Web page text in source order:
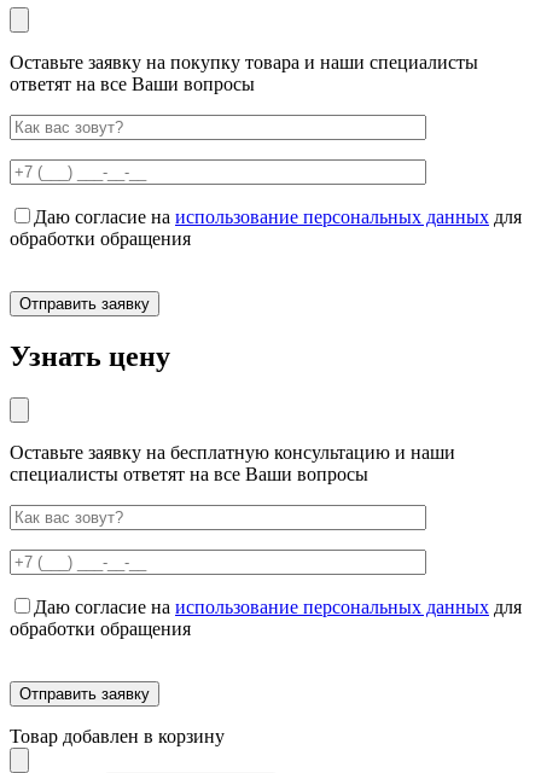
Оставьте заявку на покупку товара и наши специалисты
ответят на все Ваши вопросы
Даю согласие на использование персональных данных для
обработки обращения
Узнать цену
Оставьте заявку на бесплатную консультацию и наши
специалисты ответят на все Ваши вопросы
Даю согласие на использование персональных данных для
обработки обращения
Товар добавлен в корзину